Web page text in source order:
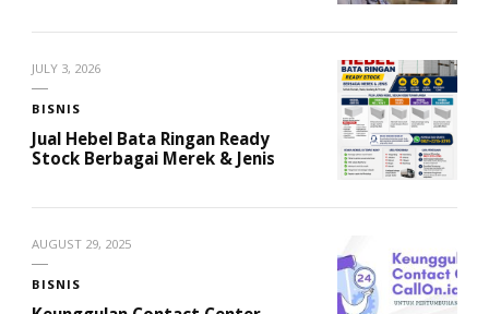
JULY 3, 2026
BISNIS
Jual Hebel Bata Ringan Ready
Stock Berbagai Merek & Jenis
AUGUST 29, 2025
BISNIS